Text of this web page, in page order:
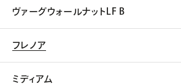
ヴァーグウォールナットLF B
フレノア
ミディアム